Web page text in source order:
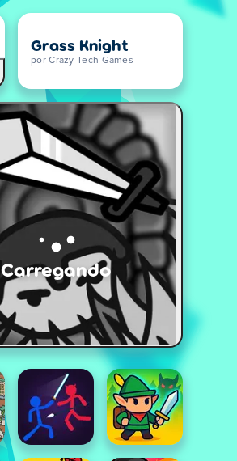
Grass Knight
por Crazy Tech Games
Carregando